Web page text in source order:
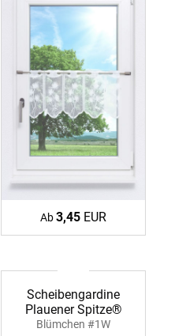
Ab3,45 EUR
Scheibengardine
Plauener Spitze®
Blümchen #1W